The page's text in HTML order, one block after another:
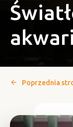
Poprzednia